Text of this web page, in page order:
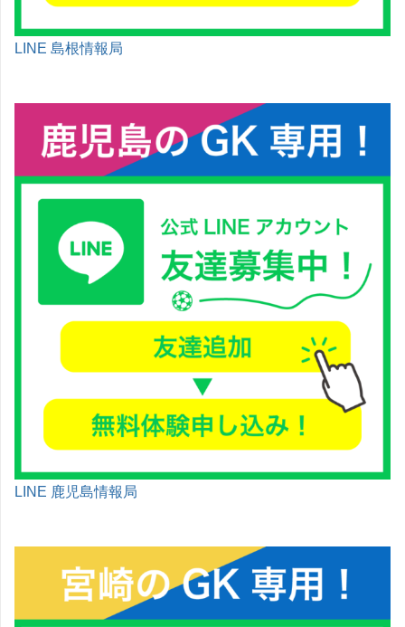
LINE 島根情報局
LINE 鹿児島情報局